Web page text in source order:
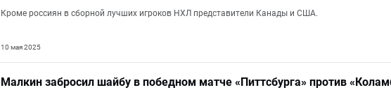
Кроме россиян в сборной лучших игроков НХЛ представители Канады и США.
10 мая 2025
Малкин забросил шайбу в победном матче «Питтсбурга» против